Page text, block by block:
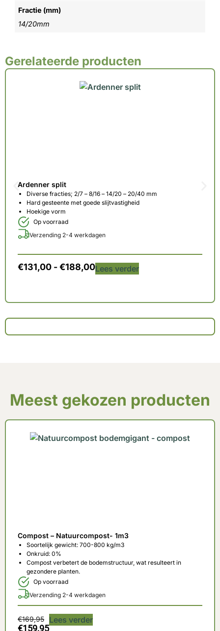
Fractie (mm)
14/20mm
Gerelateerde producten
Ardenner split
Diverse fracties; 2/7 – 8/16 – 14/20 – 20/40 mm
Hard gesteente met goede slijtvastigheid
Hoekige vorm
Op voorraad
Verzending 2-4 werkdagen
€131,00 -€188,00Lees verder
Meest gekozen producten
Compost – Natuurcompost- 1m3
Soortelijk gewicht: 700-800 kg/m3
Onkruid: 0%
Compost verbetert de bodemstructuur, wat resulteert in
gezondere planten.
Op voorraad
Verzending 2-4 werkdagen
€169,95
€159,95
Lees verder